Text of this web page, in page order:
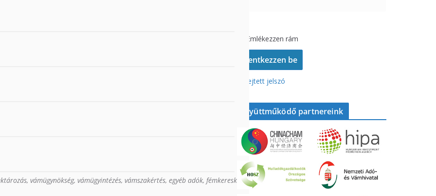
vámügynökség, vámügyintézés, vámszakértés, egyéb adók, fémkereskedelmi ügyintézés
Emlékezzen rám
Elfelejtett jelszó
Együttműködő partnereink